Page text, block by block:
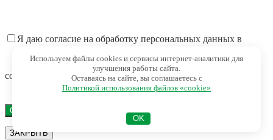
Я даю согласие на обработку персональных данных в
соответствии с Политикой конфиденциальности
ЗАКРЫТЬ
Используем файлы cookies и сервисы интернет-аналитики для
улучшения работы сайта.
Оставаясь на сайте, вы соглашаетесь с
Политикой использования файлов «cookie»
OK